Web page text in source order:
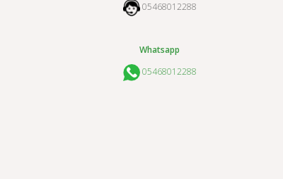
05468012288
Whatsapp
05468012288